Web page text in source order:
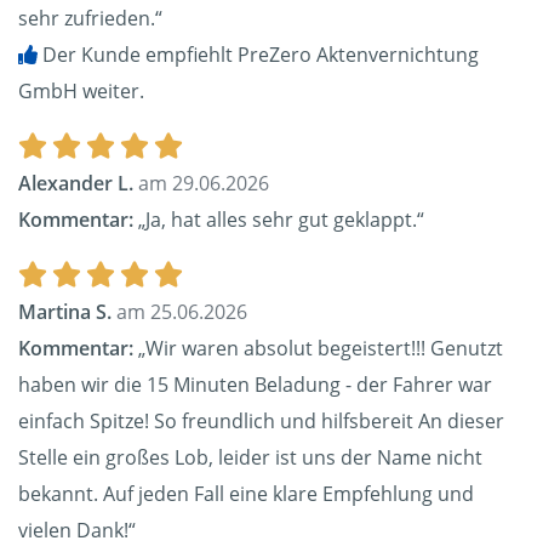
sehr zufrieden.“
Der Kunde empfiehlt PreZero Aktenvernichtung
GmbH weiter.
Alexander L.am 29.06.2026
Kommentar:„Ja, hat alles sehr gut geklappt.“
Martina S.am 25.06.2026
Kommentar:„Wir waren absolut begeistert!!! Genutzt
haben wir die 15 Minuten Beladung - der Fahrer war
einfach Spitze! So freundlich und hilfsbereit An dieser
Stelle ein großes Lob, leider ist uns der Name nicht
bekannt. Auf jeden Fall eine klare Empfehlung und
vielen Dank!“